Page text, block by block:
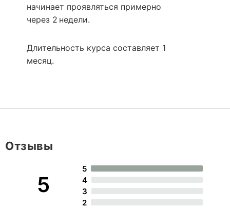
начинает проявляться примерно
через 2 недели.
Длительность курса составляет 1
месяц.
5
5
4
3
2
Отзывы